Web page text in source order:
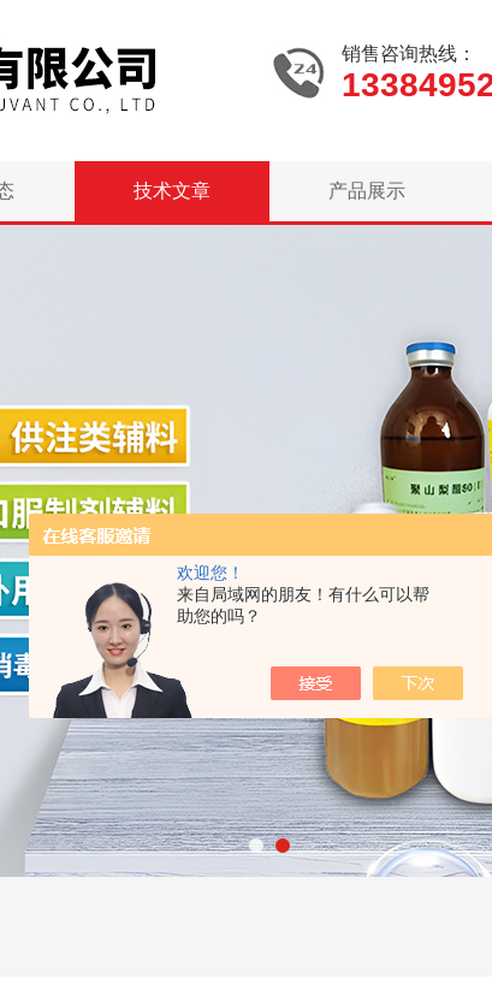
欢迎您！
来自局域网的朋友！有什么可以帮
助您的吗？
销售咨询热线：
技术文章 产品展示